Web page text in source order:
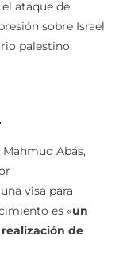
ataque de
sobre Israel
palestino,
Abás,
visa para
es «un
de